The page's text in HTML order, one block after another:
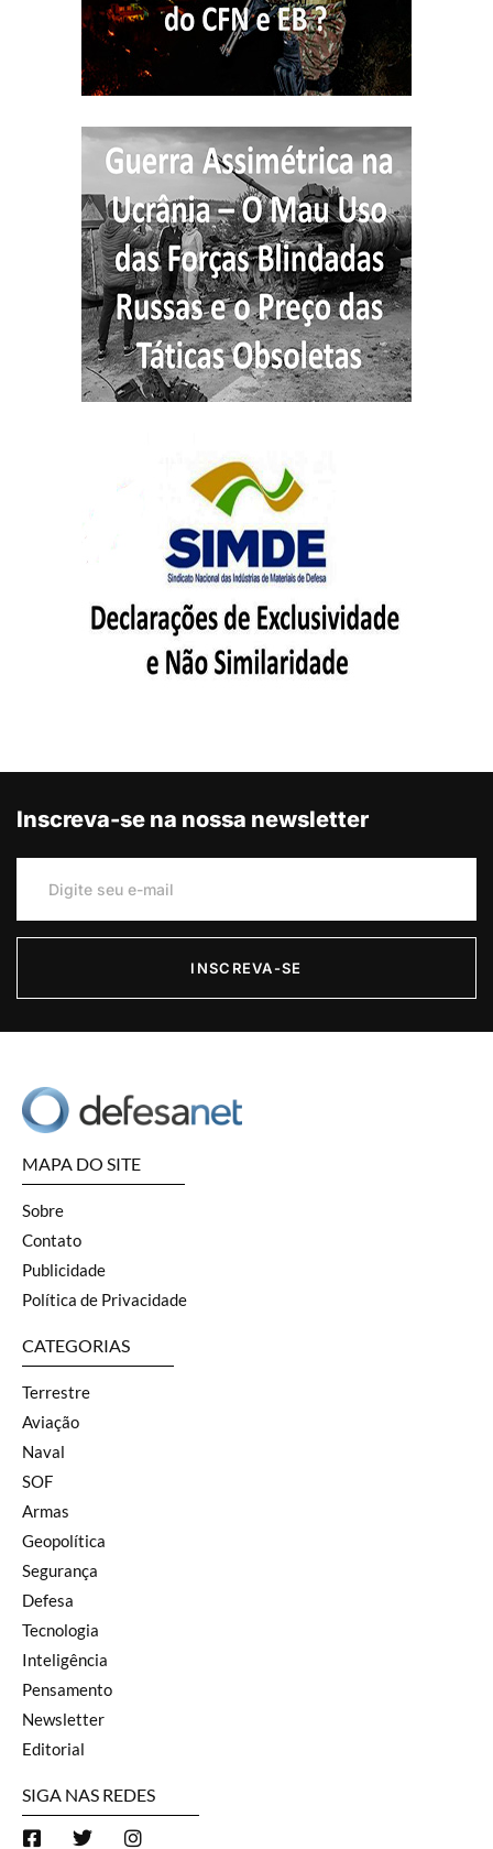
Inscreva-se na nossa newsletter
INSCREVA-SE
MAPA DO SITE
Sobre
Contato
Publicidade
Política de Privacidade
CATEGORIAS
Terrestre
Aviação
Naval
SOF
Armas
Geopolítica
Segurança
Defesa
Tecnologia
Inteligência
Pensamento
Newsletter
Editorial
SIGA NAS REDES